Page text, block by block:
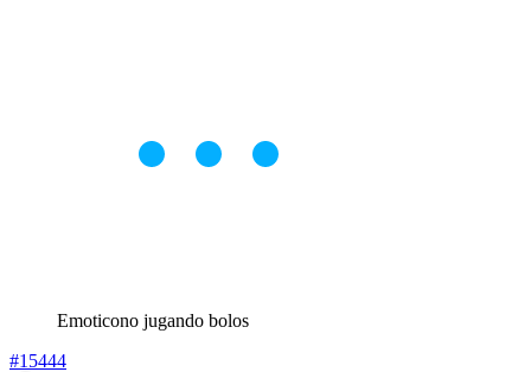
Emoticono jugando bolos
#15444